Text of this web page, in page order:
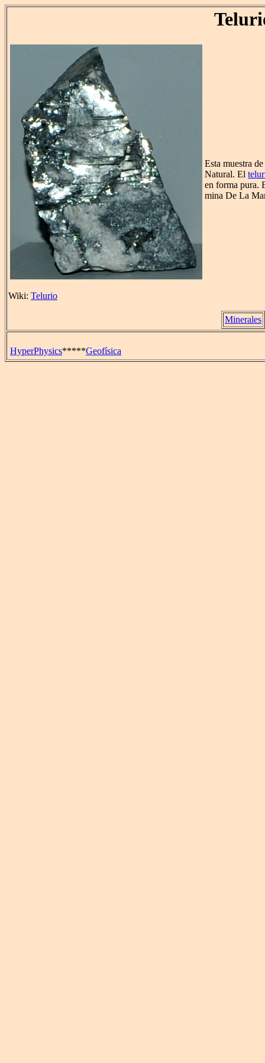
Esta muestra
Natural. El
en forma pura.
mina De La
Wiki: Telurio
Minerales
HyperPhysics*****Geofísica